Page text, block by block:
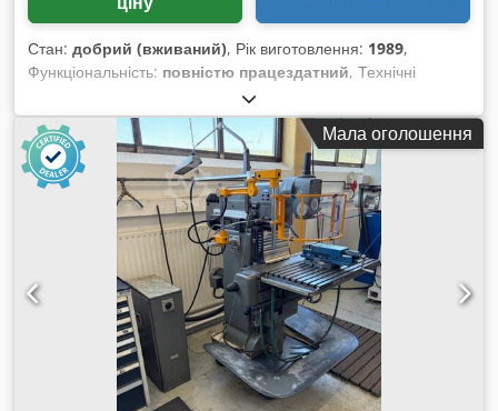
Стан: добрий (вживаний), Рік виготовлення: 1989,
Функціональність: повністю працездатний, Технічні
характеристики Хід по осі X: 300 мм Хід по осі Y: 160 мм Хід
по осі Z: 290 мм Розмір робочої поверхні столу: 210 x 600
мм Chedpfx Abjzrt Rkoxsa Тип кріплення інструменту: SK 40
Діапазон швидкості обертання шпинделя: (16) 40 - 2000 об/
хв Безступеневе регулювання подачі: 5 - 500 мм/хв
Швидкий хід: 1,2 м/хв Потужність приводу шпинделя: 1,5 /
1,9 кВт Загальна потреба в потужності: 9,5 кВА Вага
верстата: приблизно 730 кг Необхідна площа: приблизно
2000 x 2200 x 1655 мм Додаткова інформація: Верстат
надходить з навчального центру. Комплектація: 3-осьова
активна цифрова індикація виробництва Heidenhain
Нерухомий кутовий стіл Система охолодження
Контрпристрій для горизонтального фрезерування
Верстатний затиск Gressel MHS 10
Мала оголошення